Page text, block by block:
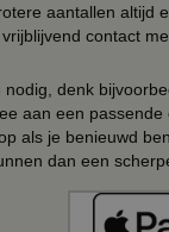
aantallen altijd
contact
denk
aan een
als je benieuwd
dan een